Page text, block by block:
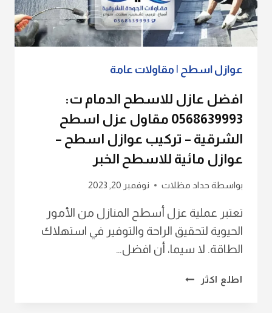
مائية
للاسطح
–
اسطح
الشرقية
عوازل اسطح مقاولات عامة
افضل عازل للاسطح الدمام ت:
0568639993 مقاول عزل اسطح
الشرقية – تركيب عوازل اسطح –
عوازل مائية للاسطح الخبر
بواسطة حداد مظلات نوفمبر 20, 2023
تعتبر عملية عزل أسطح المنازل من الأمور
الحيوية لتحقيق الراحة والتوفير في استهلاك
الطاقة. لا سيما، أن افضل…
اطلع اكثر
افضل